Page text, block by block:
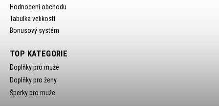
Hodnocení obchodu
Tabulka velikostí
Bonusový systém
TOP KATEGORIE
Doplňky pro muže
Doplňky pro ženy
Šperky pro muže